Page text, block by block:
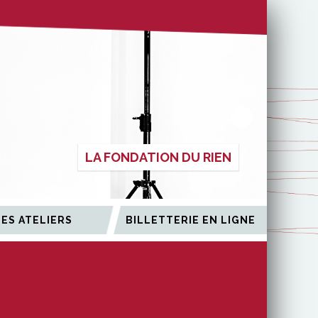
LA FONDATION DU RIEN
ATELIERS BILLETTERIE EN LIGNE